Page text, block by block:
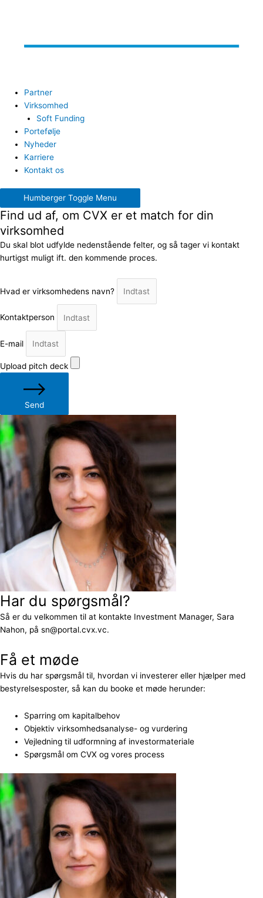
Partner
Virksomhed
Soft Funding
Portefølje
Nyheder
Karriere
Kontakt os
Humberger Toggle Menu
Find ud af, om CVX er et match for din
virksomhed
Du skal blot udfylde nedenstående felter, og så tager vi kontakt
hurtigst muligt ift. den kommende proces.
Hvad er virksomhedens navn?
Kontaktperson
E-mail
Upload pitch deck
Send
Har du spørgsmål?
Så er du velkommen til at kontakte Investment Manager, Sara
Nahon, på sn@portal.cvx.vc.
Få et møde
Hvis du har spørgsmål til, hvordan vi investerer eller hjælper med
bestyrelsesposter, så kan du booke et møde herunder:
Sparring om kapitalbehov
Objektiv virksomhedsanalyse- og vurdering
Vejledning til udformning af investormateriale
Spørgsmål om CVX og vores process